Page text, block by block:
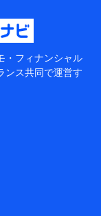
取得する方法
ープ
シャルグルー
ーザー登録受
シャルグルー
るため、また
・フィナンシャル
ンス共同で運営す